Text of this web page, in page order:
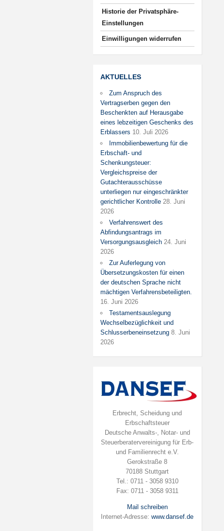
Historie der Privatsphäre-
Einstellungen
Einwilligungen widerrufen
AKTUELLES
Zum Anspruch des
Vertragserben gegen den
Beschenkten auf Herausgabe
eines lebzeitigen Geschenks des
Erblassers 10. Juli 2026
Immobilienbewertung für die
Erbschaft- und
Schenkungsteuer:
Vergleichspreise der
Gutachterausschüsse
unterliegen nur eingeschränkter
gerichtlicher Kontrolle 28. Juni
2026
Verfahrenswert des
Abfindungsantrags im
Versorgungsausgleich 24. Juni
2026
Zur Auferlegung von
Übersetzungskosten für einen
der deutschen Sprache nicht
mächtigen Verfahrensbeteiligten.
16. Juni 2026
Testamentsauslegung
Wechselbezüglichkeit und
Schlusserbeneinsetzung 8. Juni
2026
Erbrecht, Scheidung und
Erbschaftsteuer
Deutsche Anwalts-, Notar- und
Steuerberatervereinigung für Erb-
und Familienrecht e.V.
Gerokstraße 8
70188 Stuttgart
Tel.: 0711 - 3058 9310
Fax: 0711 - 3058 9311
Mail schreiben
Internet-Adresse:www.dansef.de